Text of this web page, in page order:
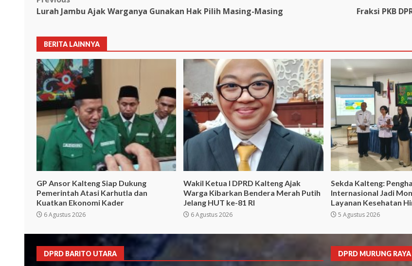
navigation
Lurah Jambu Ajak Warganya Gunakan Hak Pilih Masing-Masing
Fraksi PKB
BERITA LAINNYA
GP Ansor Kalteng Siap Dukung
Pemerintah Atasi Karhutla dan
Kuatkan Ekonomi Kader
6 Agustus 2026
Wakil Ketua I DPRD Kalteng Ajak
Warga Kibarkan Bendera Merah Putih
Jelang HUT ke-81 RI
6 Agustus 2026
Sekda Kalteng:
Internasional Jadi
Layanan Kesehatan
5 Agustus 2026
DPRD BARITO UTARA DPRD MURUNG RAYA